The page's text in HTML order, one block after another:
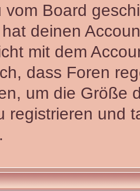
vom Board
deinen
mit dem
dass Foren
um die Größe
registrieren und